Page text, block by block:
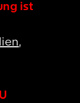
ist
,